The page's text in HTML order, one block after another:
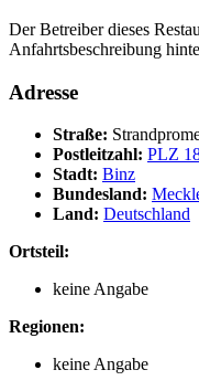
Der Betreiber dieses
Anfahrtsbeschreibung
Adresse
Straße:
Postleitzahl: PLZ
Stadt: Binz
Bundesland:
Land: Deutschland
Ortsteil:
keine Angabe
Regionen:
keine Angabe